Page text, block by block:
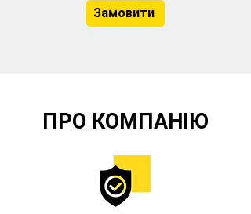
Замовити
ПРО КОМПАНІЮ